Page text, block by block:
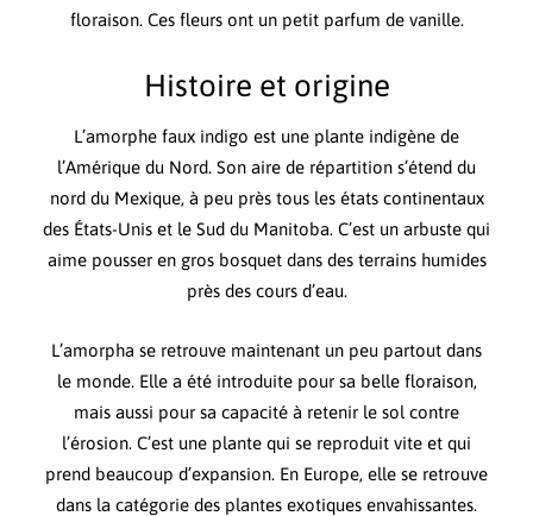
floraison. Ces fleurs ont un petit parfum de vanille.
Histoire et origine
L’amorphe faux indigo est une plante indigène de
l’Amérique du Nord. Son aire de répartition s’étend du
nord du Mexique, à peu près tous les états continentaux
des États-Unis et le Sud du Manitoba. C’est un arbuste qui
aime pousser en gros bosquet dans des terrains humides
près des cours d’eau.
L’amorpha se retrouve maintenant un peu partout dans
le monde. Elle a été introduite pour sa belle floraison,
mais aussi pour sa capacité à retenir le sol contre
l’érosion. C’est une plante qui se reproduit vite et qui
prend beaucoup d’expansion. En Europe, elle se retrouve
dans la catégorie des plantes exotiques envahissantes.